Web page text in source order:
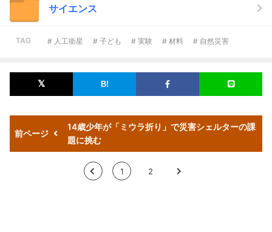
サイエンス
TAG # 人工衛星 # 子ども # 実験 # 材料 # 自然災害
前ページ
14歳少年が「ミウラ折り」で災害シェルターの課
題に挑む
< 1 2 >